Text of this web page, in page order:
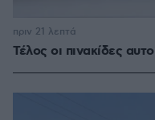
Τέλος οι πινακίδες
πριν 21 λεπτά